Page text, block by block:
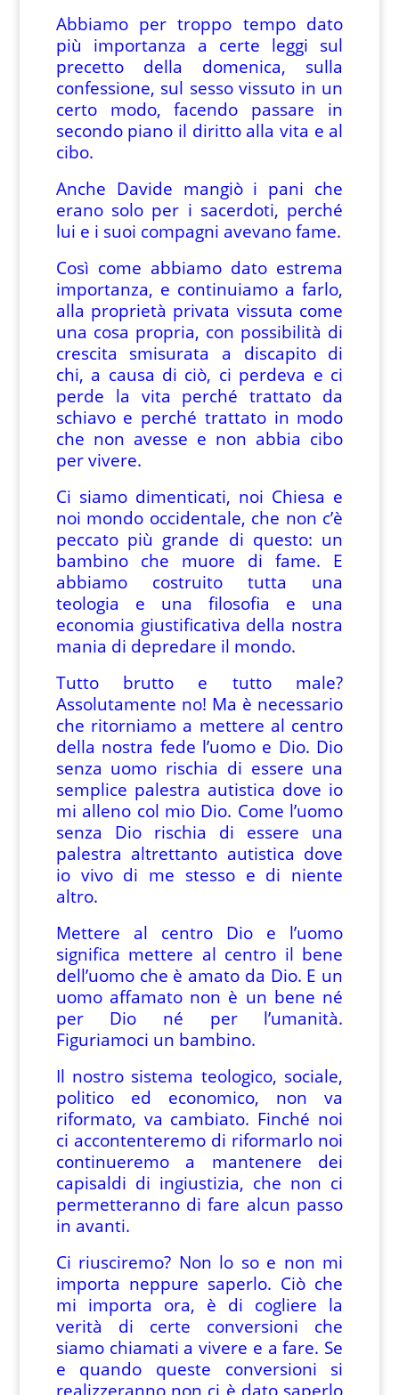
Abbiamo per troppo tempo dato
più importanza a certe leggi sul
precetto della domenica, sulla
confessione, sul sesso vissuto in un
certo modo, facendo passare in
secondo piano il diritto alla vita e al
cibo.
Anche Davide mangiò i pani che
erano solo per i sacerdoti, perché
lui e i suoi compagni avevano fame.
Così come abbiamo dato estrema
importanza, e continuiamo a farlo,
alla proprietà privata vissuta come
una cosa propria, con possibilità di
crescita smisurata a discapito di
chi, a causa di ciò, ci perdeva e ci
perde la vita perché trattato da
schiavo e perché trattato in modo
che non avesse e non abbia cibo
per vivere.
Ci siamo dimenticati, noi Chiesa e
noi mondo occidentale, che non c’è
peccato più grande di questo: un
bambino che muore di fame. E
abbiamo costruito tutta una
teologia e una filosofia e una
economia giustificativa della nostra
mania di depredare il mondo.
Tutto brutto e tutto male?
Assolutamente no! Ma è necessario
che ritorniamo a mettere al centro
della nostra fede l’uomo e Dio. Dio
senza uomo rischia di essere una
semplice palestra autistica dove io
mi alleno col mio Dio. Come l’uomo
senza Dio rischia di essere una
palestra altrettanto autistica dove
io vivo di me stesso e di niente
altro.
Mettere al centro Dio e l’uomo
significa mettere al centro il bene
dell’uomo che è amato da Dio. E un
uomo affamato non è un bene né
per Dio né per l’umanità.
Figuriamoci un bambino.
Il nostro sistema teologico, sociale,
politico ed economico, non va
riformato, va cambiato. Finché noi
ci accontenteremo di riformarlo noi
continueremo a mantenere dei
capisaldi di ingiustizia, che non ci
permetteranno di fare alcun passo
in avanti.
Ci riusciremo? Non lo so e non mi
importa neppure saperlo. Ciò che
mi importa ora, è di cogliere la
verità di certe conversioni che
siamo chiamati a vivere e a fare. Se
e quando queste conversioni si
realizzeranno non ci è dato saperlo